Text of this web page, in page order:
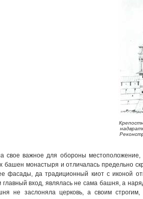
свое важное для обороны
башен монастыря и отличалась предельно
фасады, да традиционный киот с иконой
вход, являлась не сама башня, а
не заслоняла церковь, а своим